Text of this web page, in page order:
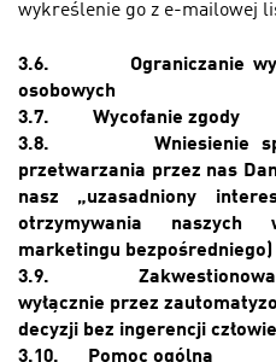
wykreślenie go z e-mailowej
3.6.
Ograniczanie
osobowych
3.7.
Wycofanie zgody
3.8.
Wniesienie
przetwarzania przez nas
nasz „uzasadniony
otrzymywania naszych
marketingu bezpośredniego)
3.9.
wyłącznie przez
decyzji bez ingerencji
3.10.
Pomoc ogólna